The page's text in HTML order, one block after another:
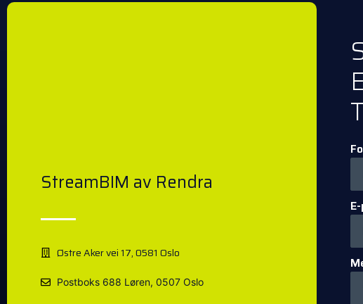
StreamBIM av Rendra
Østre Aker vei 17, 0581 Oslo
Postboks 688 Løren, 0507 Oslo